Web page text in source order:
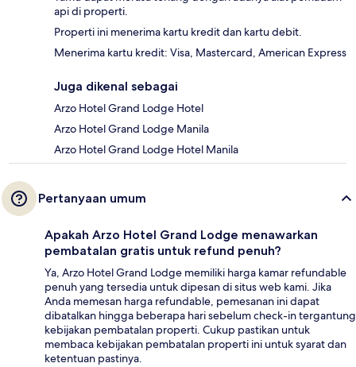
api di properti.
Properti ini menerima kartu kredit dan kartu debit.
Menerima kartu kredit: Visa, Mastercard, American Express
Juga dikenal sebagai
Arzo Hotel Grand Lodge Hotel
Arzo Hotel Grand Lodge Manila
Arzo Hotel Grand Lodge Hotel Manila
Pertanyaan umum
Apakah Arzo Hotel Grand Lodge menawarkan
pembatalan gratis untuk refund penuh?
Ya, Arzo Hotel Grand Lodge memiliki harga kamar refundable
penuh yang tersedia untuk dipesan di situs web kami. Jika
Anda memesan harga refundable, pemesanan ini dapat
dibatalkan hingga beberapa hari sebelum check-in tergantung
kebijakan pembatalan properti. Cukup pastikan untuk
membaca kebijakan pembatalan properti ini untuk syarat dan
ketentuan pastinya.